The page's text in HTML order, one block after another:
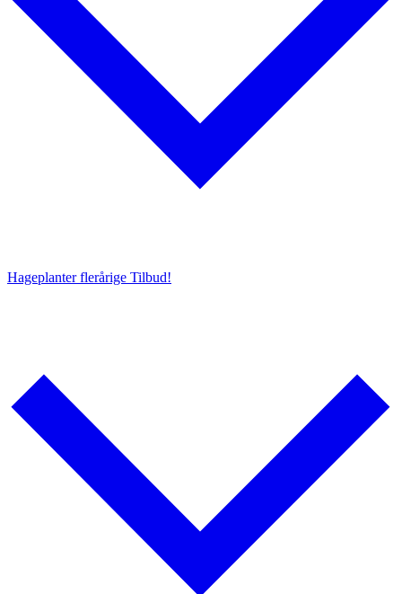
Hageplanter flerårige Tilbud!